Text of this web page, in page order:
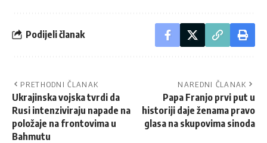
Podijeli članak
PRETHODNI ČLANAK
Ukrajinska vojska tvrdi da
Rusi intenziviraju napade na
položaje na frontovima u
Bahmutu
NAREDNI ČLANAK
Papa Franjo prvi put u
historiji daje ženama pravo
glasa na skupovima sinoda